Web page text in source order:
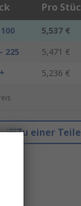
Pro
5,537 €
225
5,471 €
5,236 €
Zu einer